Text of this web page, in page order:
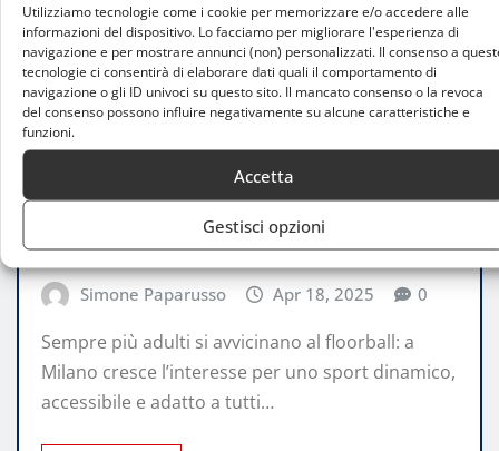
Utilizziamo tecnologie come i cookie per memorizzare e/o accedere alle
informazioni del dispositivo. Lo facciamo per migliorare l'esperienza di
navigazione e per mostrare annunci (non) personalizzati. Il consenso a
tecnologie ci consentirà di elaborare dati quali il comportamento di
navigazione o gli ID univoci su questo sito. Il mancato consenso o la revoca
del consenso possono influire negativamente su alcune caratteristiche e
funzioni.
Accetta
Gestisci opzioni
CONSIGLI
Floorball per adulti a Milano: lo sport
perfetto per chi cerca energia, inclusività
e divertimento
Simone Paparusso Apr 18, 2025 0
Sempre più adulti si avvicinano al floorball: a
Milano cresce l’interesse per uno sport dinamico,
accessibile e adatto a tutti…